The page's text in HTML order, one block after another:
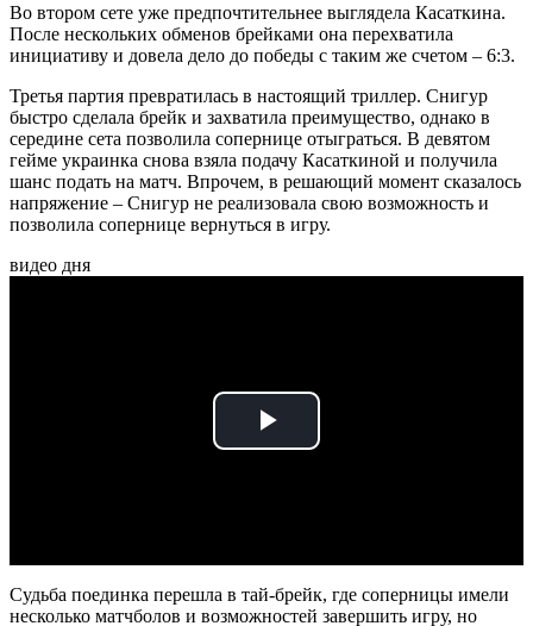
Во втором сете уже предпочтительнее выглядела Касаткина.
После нескольких обменов брейками она перехватила
инициативу и довела дело до победы с таким же счетом – 6:3.
Третья партия превратилась в настоящий триллер. Снигур
быстро сделала брейк и захватила преимущество, однако в
середине сета позволила сопернице отыграться. В девятом
гейме украинка снова взяла подачу Касаткиной и получила
шанс подать на матч. Впрочем, в решающий момент сказалось
напряжение – Снигур не реализовала свою возможность и
позволила сопернице вернуться в игру.
видео дня
Play
Судьба поединка перешла в тай-брейк, где соперницы имели
несколько матчболов и возможностей завершить игру, но